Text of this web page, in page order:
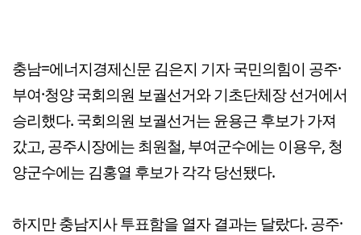
충남=에너지경제신문 김은지 기자 국민의힘이 공주·
부여·청양 국회의원 보궐선거와 기초단체장 선거에서
승리했다. 국회의원 보궐선거는 윤용근 후보가 가져
갔고, 공주시장에는 최원철, 부여군수에는 이용우, 청
양군수에는 김홍열 후보가 각각 당선됐다.
하지만 충남지사 투표함을 열자 결과는 달랐다. 공주·